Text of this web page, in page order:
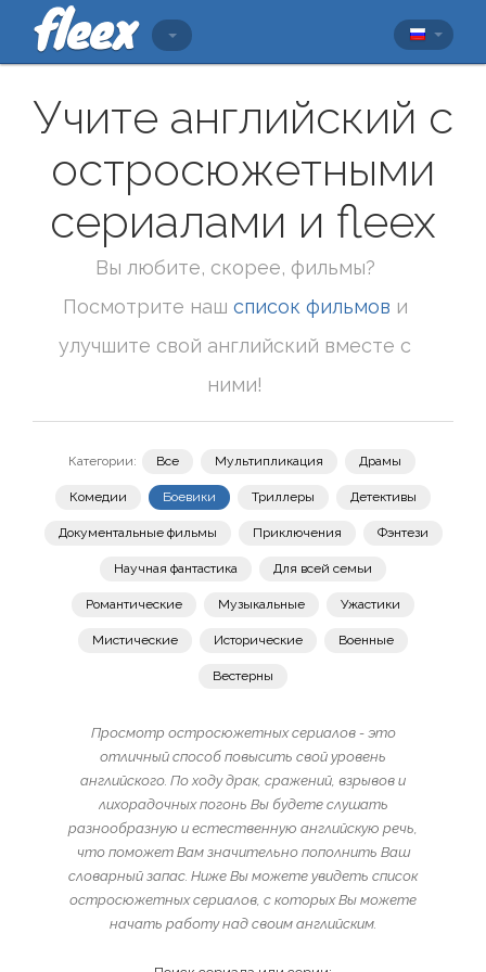
Учите английский с
остросюжетными
сериалами и fleex
Вы любите, скорее, фильмы?
Посмотрите наш список фильмов и
улучшите свой английский вместе с
ними!
Категории: Все Мультипликация Драмы
Комедии Боевики Триллеры Детективы
Документальные фильмы Приключения Фэнтези
Научная фантастика Для всей семьи
Романтические Музыкальные Ужастики
Мистические Исторические Военные
Вестерны
Просмотр остросюжетных сериалов - это
отличный способ повысить свой уровень
английского. По ходу драк, сражений, взрывов и
лихорадочных погонь Вы будете слушать
разнообразную и естественную английскую речь,
что поможет Вам значительно пополнить Ваш
словарный запас. Ниже Вы можете увидеть список
остросюжетных сериалов, с которых Вы можете
начать работу над своим английским.